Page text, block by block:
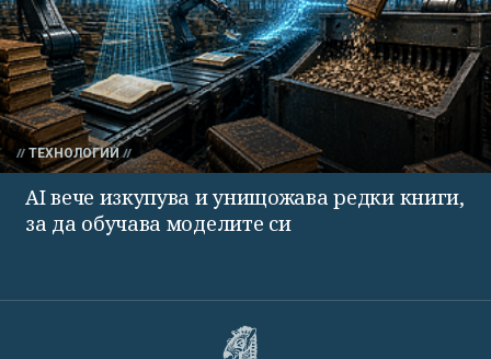
ТЕХНОЛОГИИ
AI вече изкупува и унищожава редки книги,
за да обучава моделите си